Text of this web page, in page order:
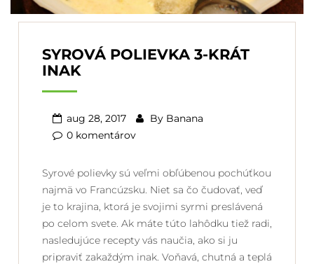
SYROVÁ POLIEVKA 3-KRÁT
INAK
aug 28, 2017 By Banana
0 komentárov
Syrové polievky sú veľmi obľúbenou pochúťkou
najmä vo Francúzsku. Niet sa čo čudovať, veď
je to krajina, ktorá je svojimi syrmi preslávená
po celom svete. Ak máte túto lahôdku tiež radi,
nasledujúce recepty vás naučia, ako si ju
pripraviť zakaždým inak. Voňavá, chutná a teplá